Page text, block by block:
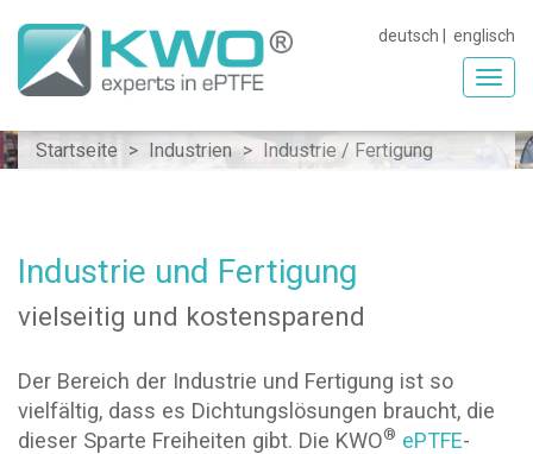
deutsch englisch
Startseite Industrien Industrie / Fertigung
Industrie und Fertigung
vielseitig und kostensparend
Der Bereich der Industrie und Fertigung ist so
vielfältig, dass es Dichtungslösungen braucht, die
dieser Sparte Freiheiten gibt. Die KWO® ePTFE-